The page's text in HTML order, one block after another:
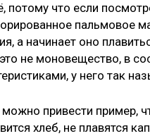
потому что если
пальмовое
а начинает оно
не моновещество, в
у него так
привести пример,
хлеб, не плавятся